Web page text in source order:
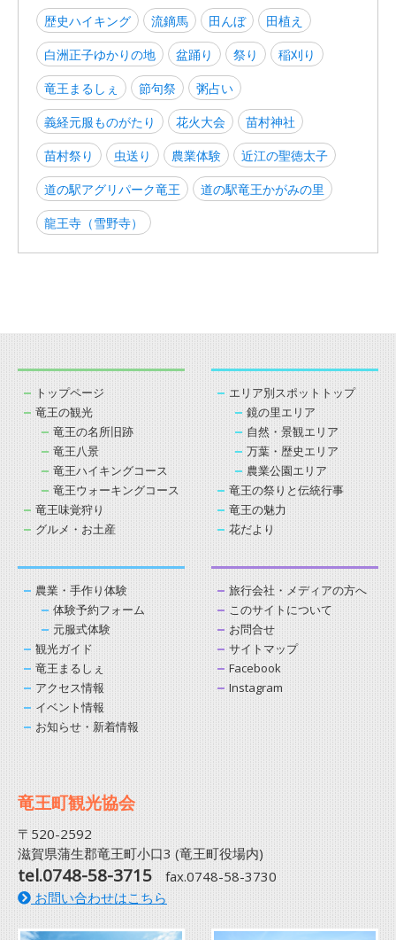
歴史ハイキング
流鏑馬 田んぼ
田植え
白洲正子ゆかりの地
盆踊り 祭り
稲刈り
竜王まるしぇ
節句祭
粥占い
義経元服ものがたり
花火大会
苗村神社
苗村祭り
虫送り 農業体験
近江の聖徳太子
道の駅アグリパーク竜王
道の駅竜王かがみの里
龍王寺（雪野寺）
トップページ
竜王の観光
竜王の名所旧跡
竜王八景
竜王ハイキングコース
竜王ウォーキングコース
竜王味覚狩り
グルメ・お土産
エリア別スポットトップ
鏡の里エリア
自然・景観エリア
万葉・歴史エリア
農業公園エリア
竜王の祭りと伝統行事
竜王の魅力
花だより
農業・手作り体験
体験予約フォーム
元服式体験
観光ガイド
竜王まるしぇ
アクセス情報
イベント情報
お知らせ・新着情報
旅行会社・メディアの方へ
このサイトについて
お問合せ
サイトマップ
Facebook
Instagram
竜王町観光協会
〒520-2592
滋賀県蒲生郡竜王町小口3 (竜王町役場内)
tel.0748-58-3715 fax.0748-58-3730
お問い合わせはこちら